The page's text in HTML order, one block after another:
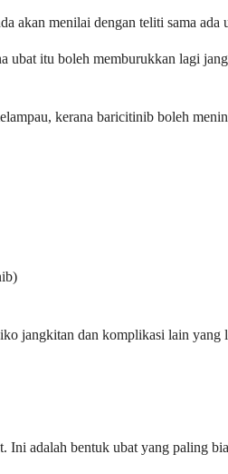
menilai dengan teliti sama ada
itu boleh memburukkan lagi
kerana baricitinib boleh
jangkitan dan komplikasi lain
adalah bentuk ubat yang paling